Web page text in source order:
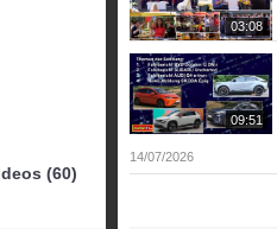
(60)
03:08
09:51
14/07/2026